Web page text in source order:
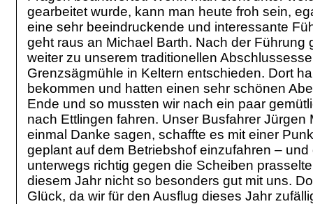
gearbeitet wurde, kann man heute froh sein,
eine sehr beeindruckende und interessante
geht raus an Michael Barth. Nach der Führung
weiter zu unserem traditionellen
Grenzsägmühle in Keltern entschieden. Dort
bekommen und hatten einen sehr schönen
Ende und so mussten wir nach ein paar
nach Ettlingen fahren. Unser Busfahrer Jürgen
einmal Danke sagen, schaffte es mit einer
geplant auf dem Betriebshof einzufahren –
unterwegs richtig gegen die Scheiben
diesem Jahr nicht so besonders gut mit uns.
Glück, da wir für den Ausflug dieses Jahr